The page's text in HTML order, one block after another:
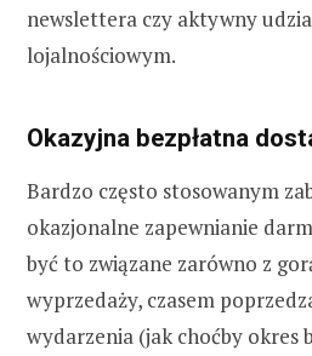
newslettera czy aktywny
lojalnościowym.
Okazyjna bezpłatna
Bardzo często stosowanym
okazjonalne zapewnianie
być to związane zarówno z
wyprzedaży, czasem
wydarzenia (jak choćby okres